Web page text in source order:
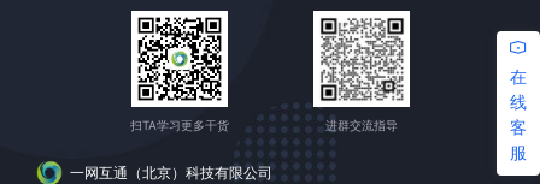
在
线
客
服
一网互通（北京）科技有限公司
扫TA学习更多干货 进群交流指导